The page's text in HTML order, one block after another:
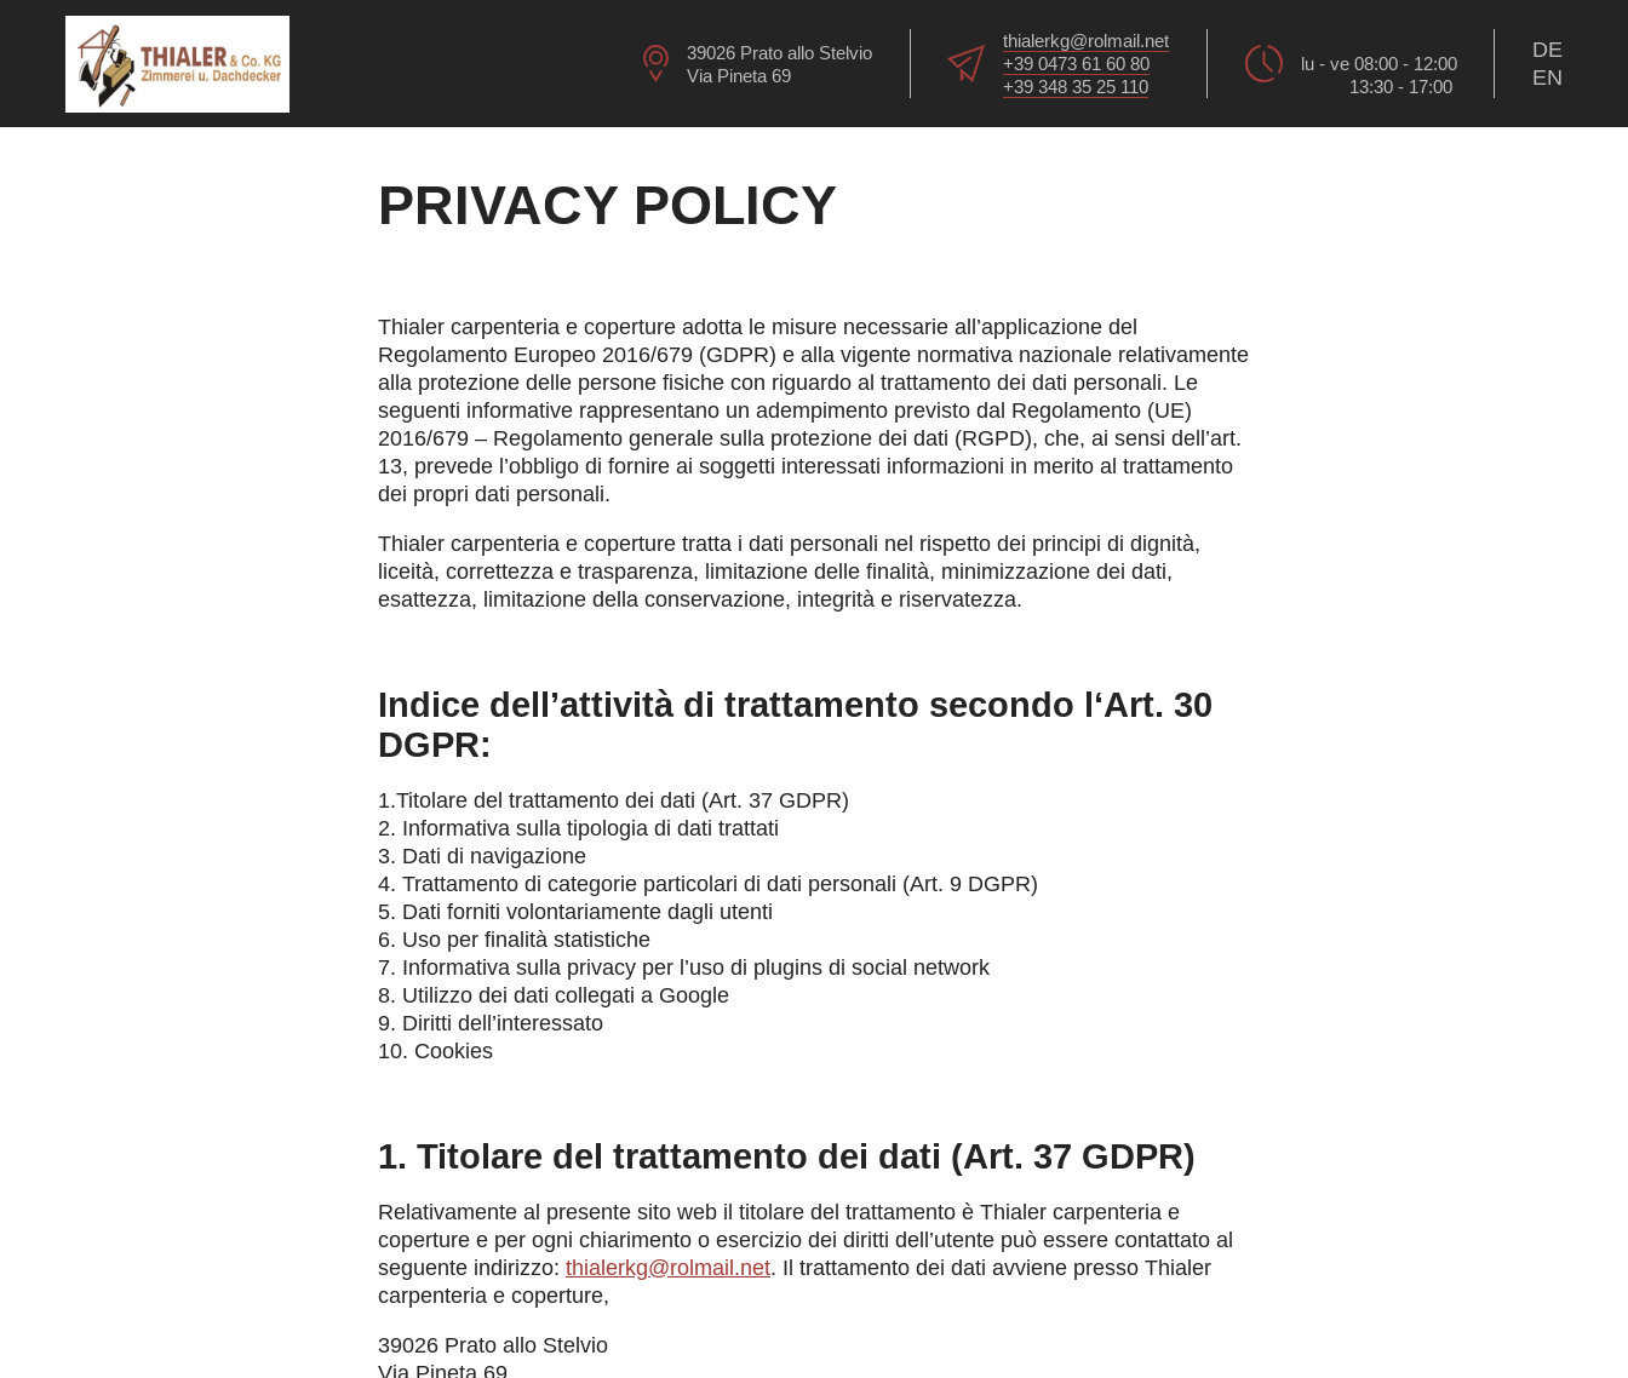
39026 Prato allo Stelvio
Via Pineta 69
thialerkg@rolmail.net
+39 0473 61 60 80
+39 348 35 25 110
lu - ve 08:00 - 12:00
13:30 - 17:00
DE
EN
PRIVACY POLICY
Thialer carpenteria e coperture adotta le misure necessarie all’applicazione del
Regolamento Europeo 2016/679 (GDPR) e alla vigente normativa nazionale relativamente
alla protezione delle persone fisiche con riguardo al trattamento dei dati personali. Le
seguenti informative rappresentano un adempimento previsto dal Regolamento (UE)
2016/679 – Regolamento generale sulla protezione dei dati (RGPD), che, ai sensi dell’art.
13, prevede l’obbligo di fornire ai soggetti interessati informazioni in merito al trattamento
dei propri dati personali.
Thialer carpenteria e coperture tratta i dati personali nel rispetto dei principi di dignità,
liceità, correttezza e trasparenza, limitazione delle finalità, minimizzazione dei dati,
esattezza, limitazione della conservazione, integrità e riservatezza.
Indice dell’attività di trattamento secondo l‘Art. 30
DGPR:
1.Titolare del trattamento dei dati (Art. 37 GDPR)
2. Informativa sulla tipologia di dati trattati
3. Dati di navigazione
4. Trattamento di categorie particolari di dati personali (Art. 9 DGPR)
5. Dati forniti volontariamente dagli utenti
6. Uso per finalità statistiche
7. Informativa sulla privacy per l’uso di plugins di social network
8. Utilizzo dei dati collegati a Google
9. Diritti dell’interessato
10. Cookies
1. Titolare del trattamento dei dati (Art. 37 GDPR)
Relativamente al presente sito web il titolare del trattamento è Thialer carpenteria e
coperture e per ogni chiarimento o esercizio dei diritti dell’utente può essere contattato al
seguente indirizzo: thialerkg@rolmail.net. Il trattamento dei dati avviene presso Thialer
carpenteria e coperture,
39026 Prato allo Stelvio
Via Pineta 69